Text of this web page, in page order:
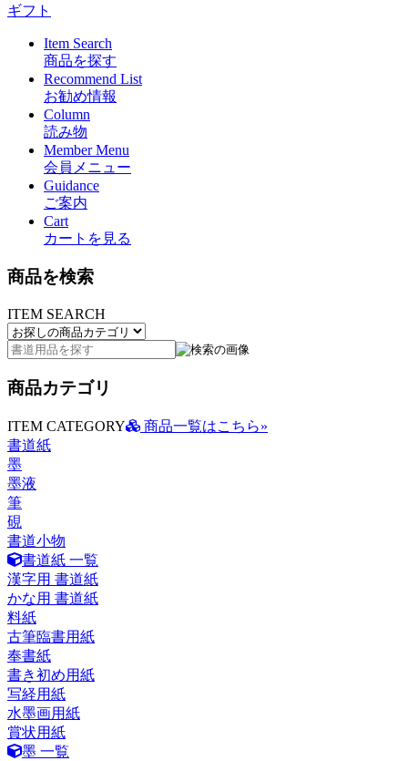
ギフト
Item Search
商品を探す
Recommend List
お勧め情報
Column
読み物
Member Menu
会員メニュー
Guidance
ご案内
Cart
カートを見る
商品を検索
ITEM SEARCH
商品カテゴリ
ITEM CATEGORY
商品一覧はこちら»
書道紙
墨
墨液
筆
硯
書道小物
書道紙 一覧
漢字用 書道紙
かな用 書道紙
料紙
古筆臨書用紙
奉書紙
書き初め用紙
写経用紙
水墨画用紙
賞状用紙
墨 一覧